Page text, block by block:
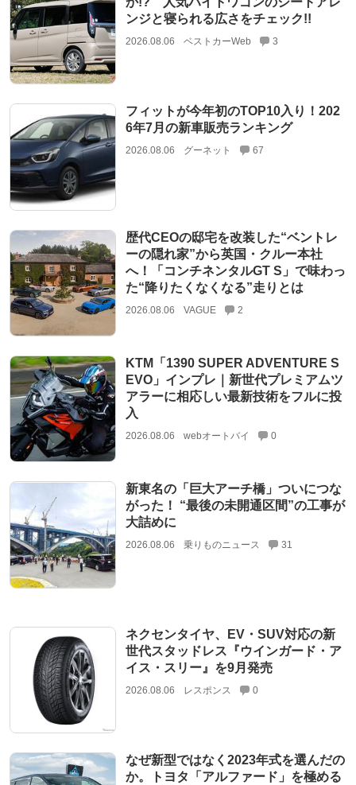
ンジと寝られる広さをチェック!!
2026.08.06 ベストカーWeb 3
フィットが今年初のTOP10入り！202
6年7月の新車販売ランキング
2026.08.06 グーネット 67
歴代CEOの邸宅を改装した“ベントレ
ーの隠れ家”から英国・クルー本社
へ！「コンチネンタルGT S」で味わっ
た“降りたくなくなる”走りとは
2026.08.06 VAGUE 2
KTM「1390 SUPER ADVENTURE S
EVO」インプレ｜新世代プレミアムツ
アラーに相応しい最新技術をフルに投
入
2026.08.06 webオートバイ 0
新東名の「巨大アーチ橋」ついにつな
がった！ “最後の未開通区間”の工事が
大詰めに
2026.08.06 乗りものニュース 31
ネクセンタイヤ、EV・SUV対応の新
世代スタッドレス『ウインガード・ア
イス・スリー』を9月発売
2026.08.06 レスポンス 0
なぜ新型ではなく2023年式を選んだの
か。トヨタ「アルファード」を極める